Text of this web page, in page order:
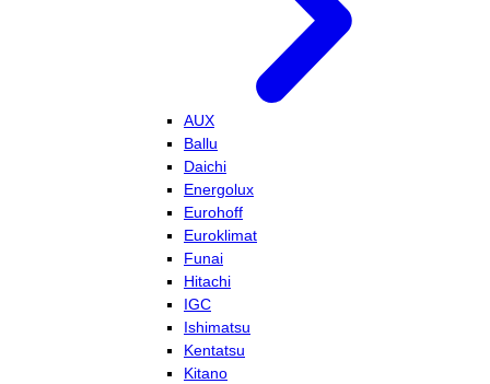
AUX
Ballu
Daichi
Energolux
Eurohoff
Euroklimat
Funai
Hitachi
IGC
Ishimatsu
Kentatsu
Kitano